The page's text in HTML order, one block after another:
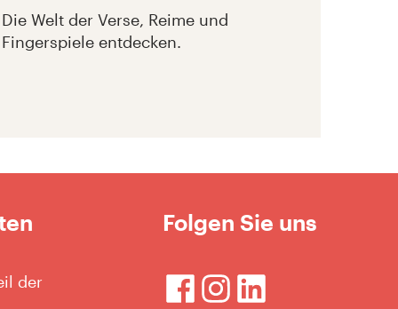
Die Welt der Verse, Reime und
Fingerspiele entdecken.
der
Folgen Sie uns